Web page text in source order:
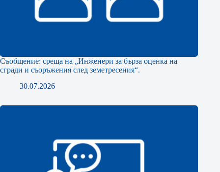
Съобщение: среща на „Инженери за бърза оценка на
сгради и съоръжения след земетресения“.
30.07.2026